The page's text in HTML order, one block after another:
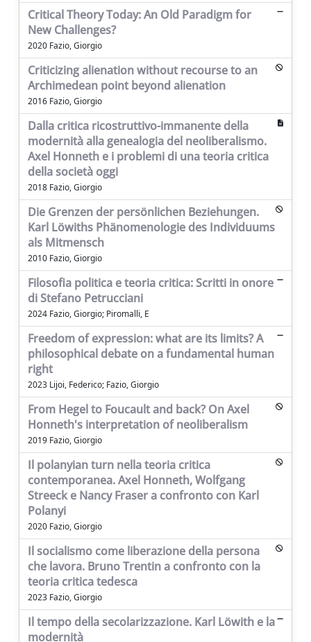
Critical Theory Today: An Old Paradigm for
New Challenges?
2020 Fazio, Giorgio
Criticizing alienation without recourse to an
Archimedean point beyond alienation
2016 Fazio, Giorgio
Dalla critica ricostruttivo-immanente della
modernità alla genealogia del neoliberalismo.
Axel Honneth e i problemi di una teoria critica
della società oggi
2018 Fazio, Giorgio
Die Grenzen der persönlichen Beziehungen.
Karl Löwiths Phänomenologie des Individuums
als Mitmensch
2010 Fazio, Giorgio
Filosofia politica e teoria critica: Scritti in onore
di Stefano Petrucciani
2024 Fazio, Giorgio; Piromalli, E
Freedom of expression: what are its limits? A
philosophical debate on a fundamental human
right
2023 Lijoi, Federico; Fazio, Giorgio
From Hegel to Foucault and back? On Axel
Honneth's interpretation of neoliberalism
2019 Fazio, Giorgio
Il polanyian turn nella teoria critica
contemporanea. Axel Honneth, Wolfgang
Streeck e Nancy Fraser a confronto con Karl
Polanyi
2020 Fazio, Giorgio
Il socialismo come liberazione della persona
che lavora. Bruno Trentin a confronto con la
teoria critica tedesca
2023 Fazio, Giorgio
Il tempo della secolarizzazione. Karl Löwith e la
modernità